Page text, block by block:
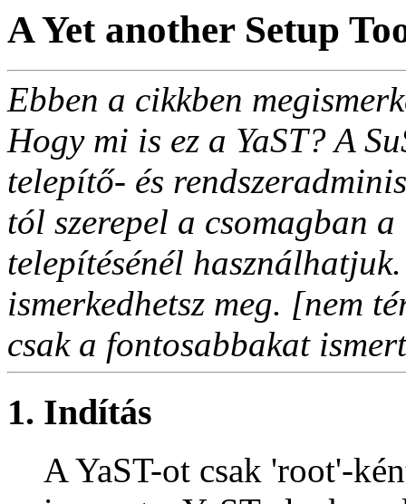
A Yet another Setup
Ebben a cikkben
Hogy mi is ez a YaST? A
telepítő- és
tól szerepel a csomagban
telepítésénél
ismerkedhetsz meg. [nem
csak a fontosabbakat
1. Indítás
A YaST-ot csak 'root'-